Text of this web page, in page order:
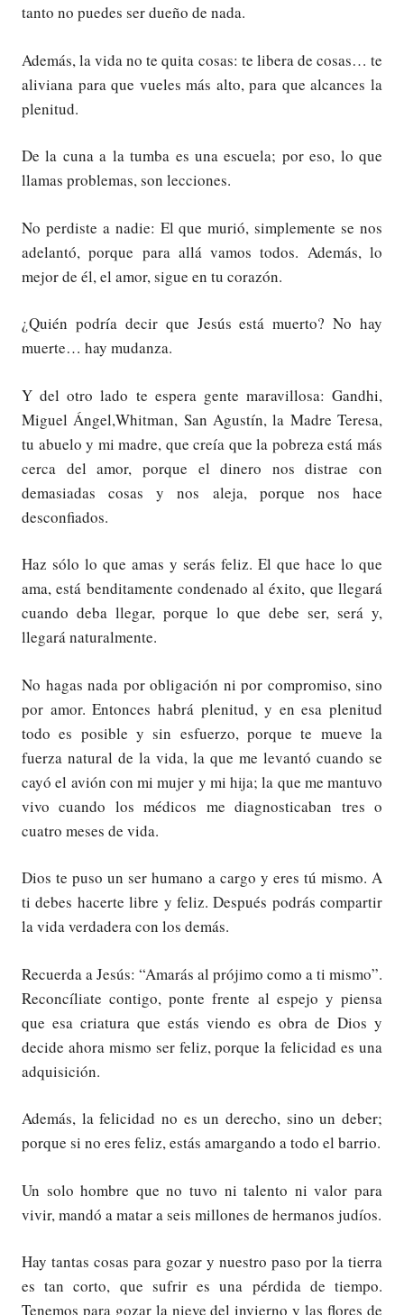
tanto no puedes ser dueño de nada.
Además, la vida no te quita cosas: te libera de cosas… te
aliviana para que vueles más alto, para que alcances la
plenitud.
De la cuna a la tumba es una escuela; por eso, lo que
llamas problemas, son lecciones.
No perdiste a nadie: El que murió, simplemente se nos
adelantó, porque para allá vamos todos. Además, lo
mejor de él, el amor, sigue en tu corazón.
¿Quién podría decir que Jesús está muerto? No hay
muerte… hay mudanza.
Y del otro lado te espera gente maravillosa: Gandhi,
Miguel Ángel,Whitman, San Agustín, la Madre Teresa,
tu abuelo y mi madre, que creía que la pobreza está más
cerca del amor, porque el dinero nos distrae con
demasiadas cosas y nos aleja, porque nos hace
desconfiados.
Haz sólo lo que amas y serás feliz. El que hace lo que
ama, está benditamente condenado al éxito, que llegará
cuando deba llegar, porque lo que debe ser, será y,
llegará naturalmente.
No hagas nada por obligación ni por compromiso, sino
por amor. Entonces habrá plenitud, y en esa plenitud
todo es posible y sin esfuerzo, porque te mueve la
fuerza natural de la vida, la que me levantó cuando se
cayó el avión con mi mujer y mi hija; la que me mantuvo
vivo cuando los médicos me diagnosticaban tres o
cuatro meses de vida.
Dios te puso un ser humano a cargo y eres tú mismo. A
ti debes hacerte libre y feliz. Después podrás compartir
la vida verdadera con los demás.
Recuerda a Jesús: “Amarás al prójimo como a ti mismo”.
Reconcíliate contigo, ponte frente al espejo y piensa
que esa criatura que estás viendo es obra de Dios y
decide ahora mismo ser feliz, porque la felicidad es una
adquisición.
Además, la felicidad no es un derecho, sino un deber;
porque si no eres feliz, estás amargando a todo el barrio.
Un solo hombre que no tuvo ni talento ni valor para
vivir, mandó a matar a seis millones de hermanos judíos.
Hay tantas cosas para gozar y nuestro paso por la tierra
es tan corto, que sufrir es una pérdida de tiempo.
Tenemos para gozar la nieve del invierno y las flores de